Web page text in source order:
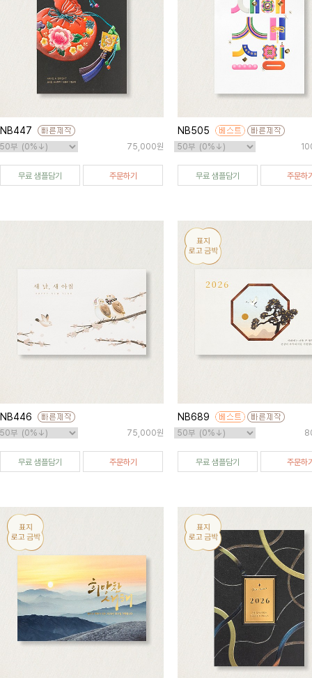
NB447
75,000원
무료 샘플담기 주문하기
NB505
무료 샘플담기 주문하
NB446
75,000원
무료 샘플담기 주문하기
NB689
무료 샘플담기 주문하